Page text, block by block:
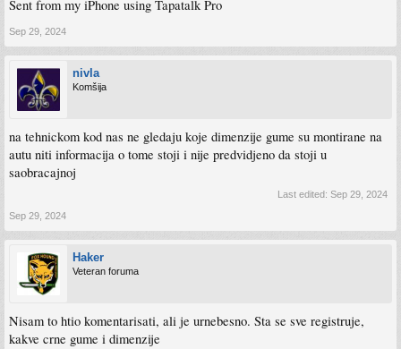
Sent from my iPhone using Tapatalk Pro
Sep 29, 2024
nivla
Komšija
na tehnickom kod nas ne gledaju koje dimenzije gume su montirane na
autu niti informacija o tome stoji i nije predvidjeno da stoji u
saobracajnoj
Last edited: Sep 29, 2024
Sep 29, 2024
Haker
Veteran foruma
Nisam to htio komentarisati, ali je urnebesno. Sta se sve registruje,
kakve crne gume i dimenzije